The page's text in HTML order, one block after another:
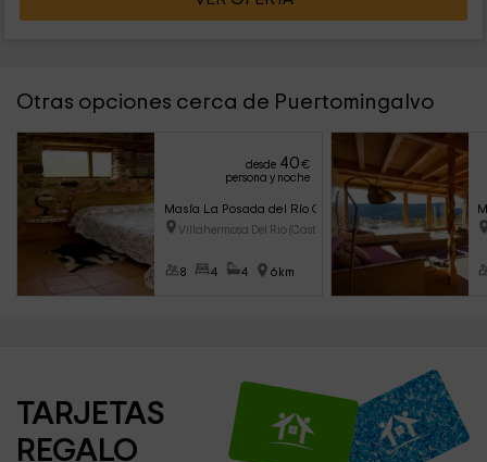
Otras opciones cerca de Puertomingalvo
desde 40€
persona y noche
Masía La Posada del Río Carbo
Villahermosa Del Rio (Castell�
8 4 4 6km
TARJETAS
REGALO